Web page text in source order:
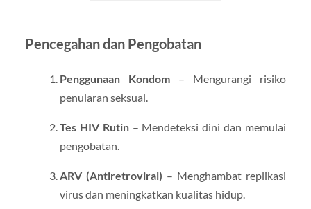
Pencegahan dan Pengobatan
Penggunaan Kondom– Mengurangi risiko
penularan seksual.
Tes HIV Rutin– Mendeteksi dini dan memulai
pengobatan.
ARV (Antiretroviral) – Menghambat replikasi
virus dan meningkatkan kualitas hidup.